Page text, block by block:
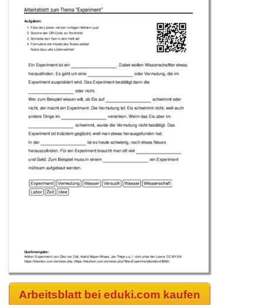
Arbeitsblatt bei eduki.com kaufen